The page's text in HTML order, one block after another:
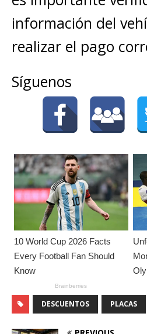
información del
realizar el pago
Síguenos
DESCUENTOS PLACAS